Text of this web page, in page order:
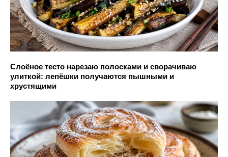
Слоёное тесто нарезаю полосками и сворачиваю
улиткой: лепёшки получаются пышными и
хрустящими